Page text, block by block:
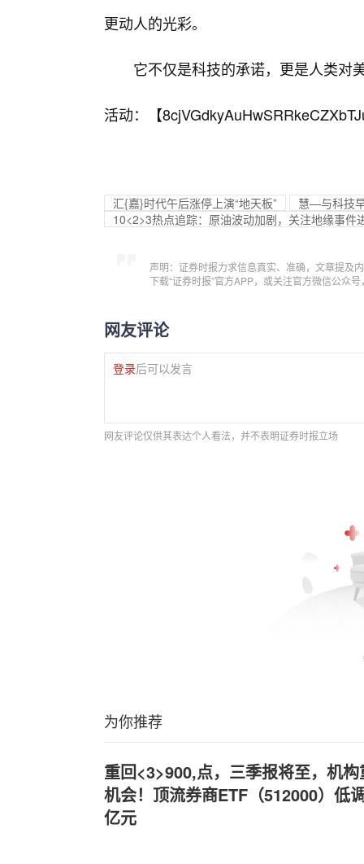
更动人的光彩。
它不仅是科技的承诺，更是人类对
活动：【
汇{嘉}时代午后涨停上演“地天板”
慧—与科技
10<2>3热点追踪：原油波动加剧，关注地缘事件
声明：证券时报力求信息真实、准确，文章提及
下载“证券时报”官方APP，或关注官方微信公众
网友评论
登录后可以发言
网友评论仅供其表达个人看法，并不表明证券时报立场
为你推荐
重回<3>900,点，三季报将至，机
机会！顶流券商ETF（512000）低
亿元